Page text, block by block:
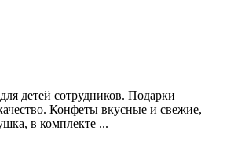
детей сотрудников. Подарки
Конфеты вкусные и свежие,
в комплекте ...